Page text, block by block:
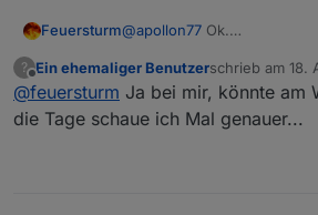
Feuersturm@apollon77 Ok.
Proxmox Container mit
?
Offline
Ein ehemaliger Benutzerschrieb am 18.
zuletzt editiert
@feuersturm Ja bei mir, könnte am
die Tage schaue ich Mal genauer...